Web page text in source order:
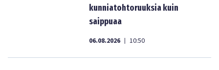
kunniatohtoruuksia kuin
saippuaa
06.08.2026 | 10:50